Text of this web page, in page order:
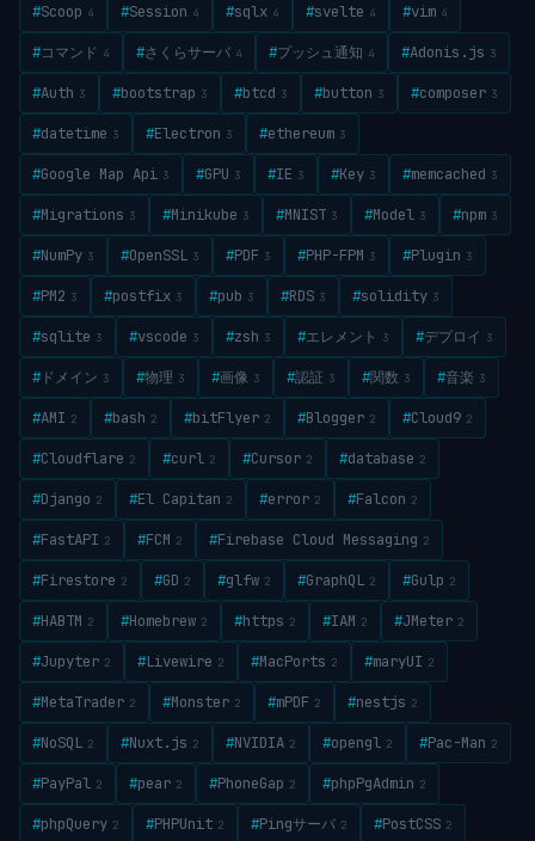
#Scoop 4 #Session 4 #sqlx 4 #svelte 4 #vim 4
#コマンド 4 #さくらサーバ 4 #プッシュ通知 4 #Adonis.js 3
#Auth 3 #bootstrap 3 #btcd 3 #button 3 #composer 3
#datetime 3 #Electron 3 #ethereum 3
#Google Map Api 3 #GPU 3 #IE 3 #Key 3 #memcached 3
#Migrations 3 #Minikube 3 #MNIST 3 #Model 3 #npm 3
#NumPy 3 #OpenSSL 3 #PDF 3 #PHP-FPM 3 #Plugin 3
#PM2 3 #postfix 3 #pub 3 #RDS 3 #solidity 3
#sqlite 3 #vscode 3 #zsh 3 #エレメント 3 #デプロイ 3
# ドメイン 3 #物理 3 #画像 3 #認証 3 #関数 3 #音楽 3
#AMI 2 #bash 2 #bitFlyer 2 #Blogger 2 #Cloud9 2
#Cloudflare 2 #curl 2 #Cursor 2 #database 2
#Django 2 #El Capitan 2 #error 2 #Falcon 2
#FastAPI 2 #FCM 2 #Firebase Cloud Messaging 2
#Firestore 2 #GD 2 #glfw 2 #GraphQL 2 #Gulp 2
#HABTM 2 #Homebrew 2 #https 2 #IAM 2 #JMeter 2
#Jupyter 2 #Livewire 2 #MacPorts 2 #maryUI 2
#MetaTrader 2 #Monster 2 #mPDF 2 #nestjs 2
#NoSQL 2 #Nuxt.js 2 #NVIDIA 2 #opengl 2 #Pac-Man 2
#PayPal 2 #pear 2 #PhoneGap 2 #phpPgAdmin 2
#phpQuery 2 #PHPUnit 2 #Pingサーバ 2 #PostCSS 2